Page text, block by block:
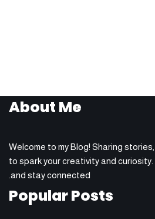
About Me
Welcome to my Blog! Sharing
to spark your creativity and
and stay connected.
Popular Posts